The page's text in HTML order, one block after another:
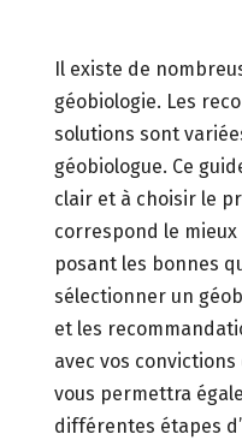
Il existe de
géobiologie. Les
solutions sont
géobiologue. Ce
clair et à choisir le
correspond le mieux
posant les bonnes
sélectionner un
et les
avec vos
vous permettra
différentes étapes